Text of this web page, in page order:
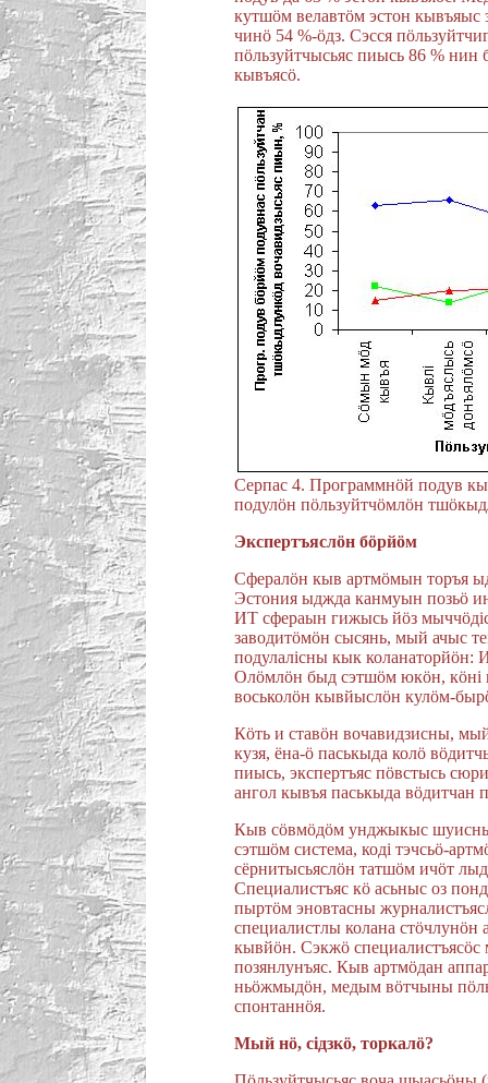
кутшöм велавтöм эстон
чинö 54 %-öдз. Сэсся
пöльзуйтчысьяс пиысь 86 % нин
кывъясö.
Серпас 4. Программнöй подув
подулöн пöльзуйтчöмлöн
Экспертъяслöн бöрйöм
Сфералöн кыв артмöмын торъя
Эстония ыджда канмуын позьö
ИТ сфераын гижысь йöз
заводитöмöн сысянь, мый ачыс
подулалiсны кык коланаторйöн:
Олöмлöн быд сэтшöм юкöн, кöнi
воськолöн кывйыслöн кулöм-
Кöть и ставöн вочавидзисны,
кузя, ëна-ö паськыда колö
пиысь, экспертъяс пöвстысь
ангол кывъя паськыда вöдитчан
Кыв сöвмöдöм унджыкыс
сэтшöм система, кодi тэчсьö-
сëрнитысьяслöн татшöм ичöт
Специалистъяс кö асьныс оз
пыртöм эновтасны
специалистлы колана
кывйöн. Сэкжö
позянлунъяс. Кыв артмöдан
ньöжмыдöн, медым вöтчыны
спонтаннöя.
Мый нö, сiдзкö, торкалö?